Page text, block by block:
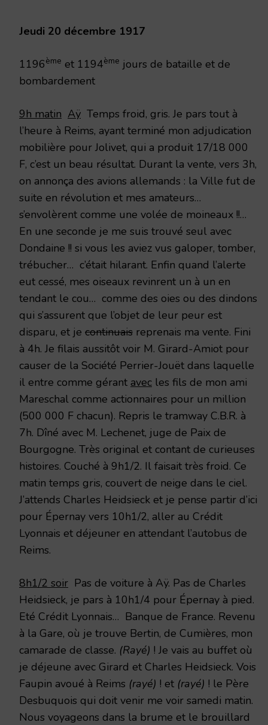
Jeudi 20 décembre 1917
1196ème et 1194ème jours de bataille et de
bombardement
9h matin Aÿ Temps froid, gris. Je pars tout à
l’heure à Reims, ayant terminé mon adjudication
mobilière pour Jolivet, qui a produit 17/18 000
F, c’est un beau résultat. Durant la vente, vers 3h,
on annonça des avions allemands : la Ville fut de
suite en révolution et mes amateurs…
s’envolèrent comme une volée de moineaux !!…
En une seconde je me suis trouvé seul avec
Dondaine !! si vous les aviez vus galoper, tomber,
trébucher… c’était hilarant. Enfin quand l’alerte
eut cessé, mes oiseaux revinrent un à un en
tendant le cou… comme des oies ou des dindons
qui s’assurent que l’objet de leur peur est
disparu, et je continuais reprenais ma vente. Fini
à 4h. Je filais aussitôt voir M. Girard-Amiot pour
causer de la Société Perrier-Jouët dans laquelle
il entre comme gérant avec les fils de mon ami
Mareschal comme actionnaires pour un million
(500 000 F chacun). Repris le tramway C.B.R. à
7h. Dîné avec M. Lechenet, juge de Paix de
Bourgogne. Très original et contant de curieuses
histoires. Couché à 9h1/2. Il faisait très froid. Ce
matin temps gris, couvert de neige dans le ciel.
J’attends Charles Heidsieck et je pense partir d’ici
pour Épernay vers 10h1/2, aller au Crédit
Lyonnais et déjeuner en attendant l’autobus de
Reims.
8h1/2 soir Pas de voiture à Aÿ. Pas de Charles
Heidsieck, je pars à 10h1/4 pour Épernay à pied.
Eté Crédit Lyonnais… Banque de France. Revenu
à la Gare, où je trouve Bertin, de Cumières, mon
camarade de classe. (Rayé) ! Je vais au buffet où
je déjeune avec Girard et Charles Heidsieck. Vois
Faupin avoué à Reims (rayé) ! et (rayé) ! le Père
Desbuquois qui doit venir me voir samedi matin.
Nous voyageons dans la brume et le brouillard